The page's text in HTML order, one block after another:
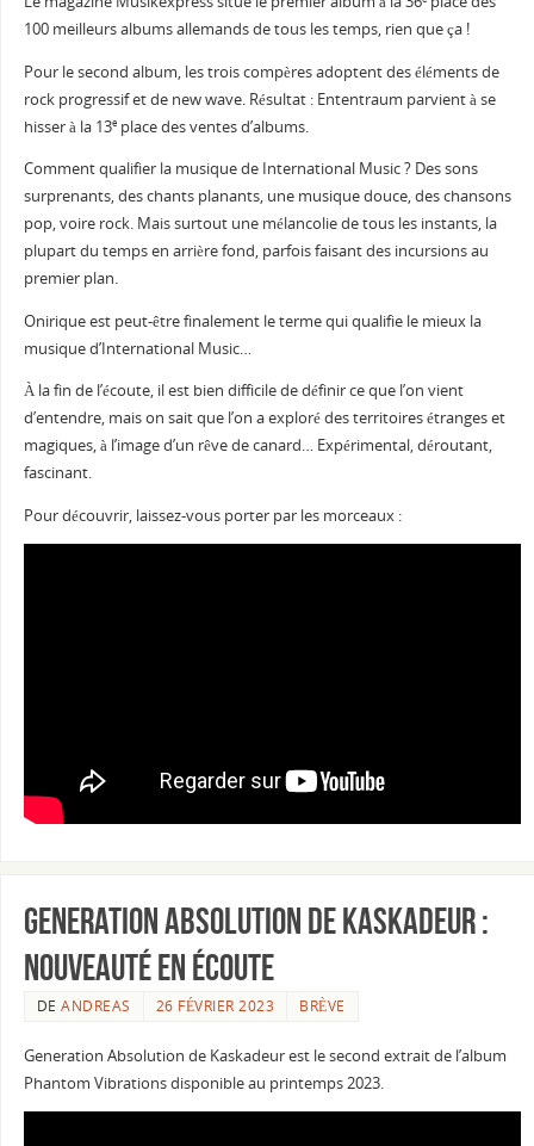
100 meilleurs albums allemands de tous les temps, rien que ça !
Pour le second album, les trois compères adoptent des éléments de
rock progressif et de new wave. Résultat : Ententraum parvient à se
hisser à la 13eplace des ventes d’albums.
Comment qualifier la musique de International Music ? Des sons
surprenants, des chants planants, une musique douce, des chansons
pop, voire rock. Mais surtout une mélancolie de tous les instants, la
plupart du temps en arrière fond, parfois faisant des incursions au
premier plan.
Onirique est peut-être finalement le terme qui qualifie le mieux la
musique d’International Music…
À la fin de l’écoute, il est bien difficile de définir ce que l’on vient
d’entendre, mais on sait que l’on a exploré des territoires étranges et
magiques, à l’image d’un rêve de canard… Expérimental, déroutant,
fascinant.
Pour découvrir, laissez-vous porter par les morceaux :
Generation Absolution de Kaskadeur :
Nouveauté en écoute
DEANDREAS 26 FÉVRIER 2023 BRÈVE
Generation Absolution de Kaskadeur est le second extrait de l’album
Phantom Vibrations disponible au printemps 2023.